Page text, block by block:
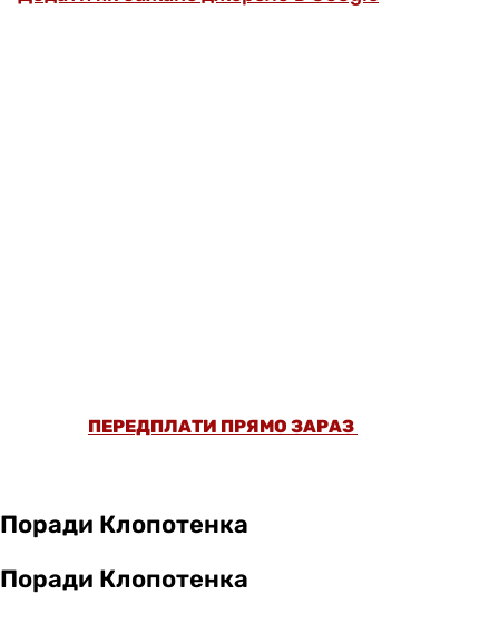
ПЕРЕДПЛАТИ ПРЯМО ЗАРАЗ
Поради Клопотенка
Поради Клопотенка